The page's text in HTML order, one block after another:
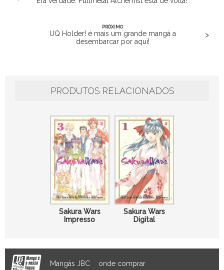
PRÓXIMO
UQ Holder! é mais um grande mangá a
desembarcar por aqui!
>
PRODUTOS RELACIONADOS
Sakura Wars
Impresso
Sakura Wars
Digital
Mangás JBC onde comprar